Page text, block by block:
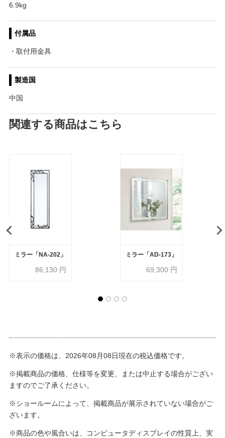
6.9kg
付属品
・取付用金具
製造国
中国
関連する商品はこちら
ミラー「NA-202」
86,130 円
ミラー「AD-173」
69,300 円
※表示の価格は、2026年08月08日現在の税込価格です。
※掲載商品の価格、仕様等を変更、または中止する場合がござい
ますのでご了承ください。
※ショールームによって、掲載商品が展示されていない場合がご
ざいます。
※商品の色や風合いは、コンピュータディスプレイの性質上、実